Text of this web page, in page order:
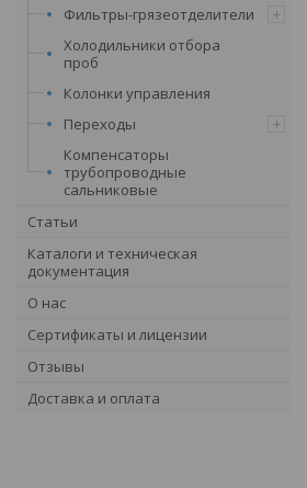
Фильтры-грязеотделители
Холодильники отбора
проб
Колонки управления
Переходы
Компенсаторы
трубопроводные
сальниковые
Статьи
Каталоги и техническая
документация
О нас
Сертификаты и лицензии
Отзывы
Доставка и оплата